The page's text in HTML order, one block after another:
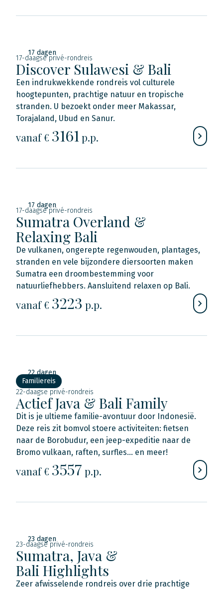
17 dagen
17-daagse privé-rondreis
Discover Sulawesi & Bali
Een indrukwekkende rondreis vol culturele
hoogtepunten, prachtige natuur en tropische
stranden. U bezoekt onder meer Makassar,
Torajaland, Ubud en Sanur.
vanaf € 3161p.p.
17 dagen
17-daagse privé-rondreis
Sumatra Overland &
Relaxing Bali
De vulkanen, ongerepte regenwouden, plantages,
stranden en vele bijzondere diersoorten maken
Sumatra een droombestemming voor
natuurliefhebbers. Aansluitend relaxen op Bali.
vanaf € 3223 p.p.
22 dagen
Familiereis
22-daagse privé-rondreis
Actief Java & Bali Family
Dit is je ultieme familie-avontuur door Indonesië.
Deze reis zit bomvol stoere activiteiten: fietsen
naar de Borobudur, een jeep-expeditie naar de
Bromo vulkaan, raften, surfles... en meer!
vanaf € 3557 p.p.
23 dagen
23-daagse privé-rondreis
Sumatra, Java &
Bali Highlights
Zeer afwisselende rondreis over drie prachtige